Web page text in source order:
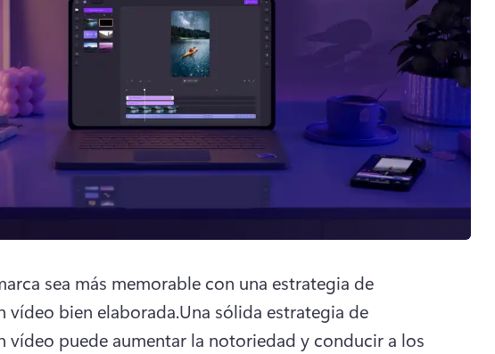
sea más memorable con una estrategia de
vídeo bien elaborada.Una sólida estrategia de
vídeo puede aumentar la notoriedad y conducir a los